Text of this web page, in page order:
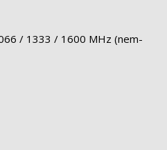
/ 1333 / 1600 MHz (nem-